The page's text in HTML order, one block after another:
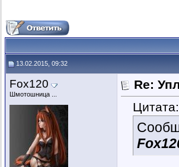
13.02.2015, 09:32
Fox120
Шмотошница ...
Re:
Цитата: